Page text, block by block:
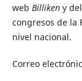
web Billikeny
congresos de la
nivel nacional.
Correo